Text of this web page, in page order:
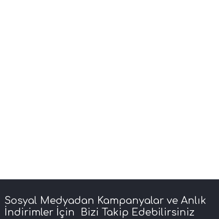
Sosyal Medyadan Kampanyalar ve Anlık
İndirimler İçin Bizi Takip Edebilirsiniz